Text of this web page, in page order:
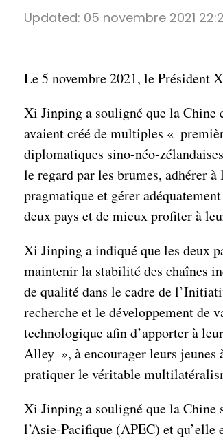
Updated: 05 novembre 2021
Le 5 novembre 2021, le Président
Xi Jinping a souligné que la Chine
avaient créé de multiples «
diplomatiques sino-néo-
le regard par les brumes, adhérer
pragmatique et gérer
deux pays et de mieux profiter à
Xi Jinping a indiqué que les deux
maintenir la stabilité des chaînes
de qualité dans le cadre de
recherche et le développement de
technologique afin d’apporter à
Alley », à encourager leurs jeunes
pratiquer le véritable
Xi Jinping a souligné que la Chine
l’Asie-Pacifique (APEC) et